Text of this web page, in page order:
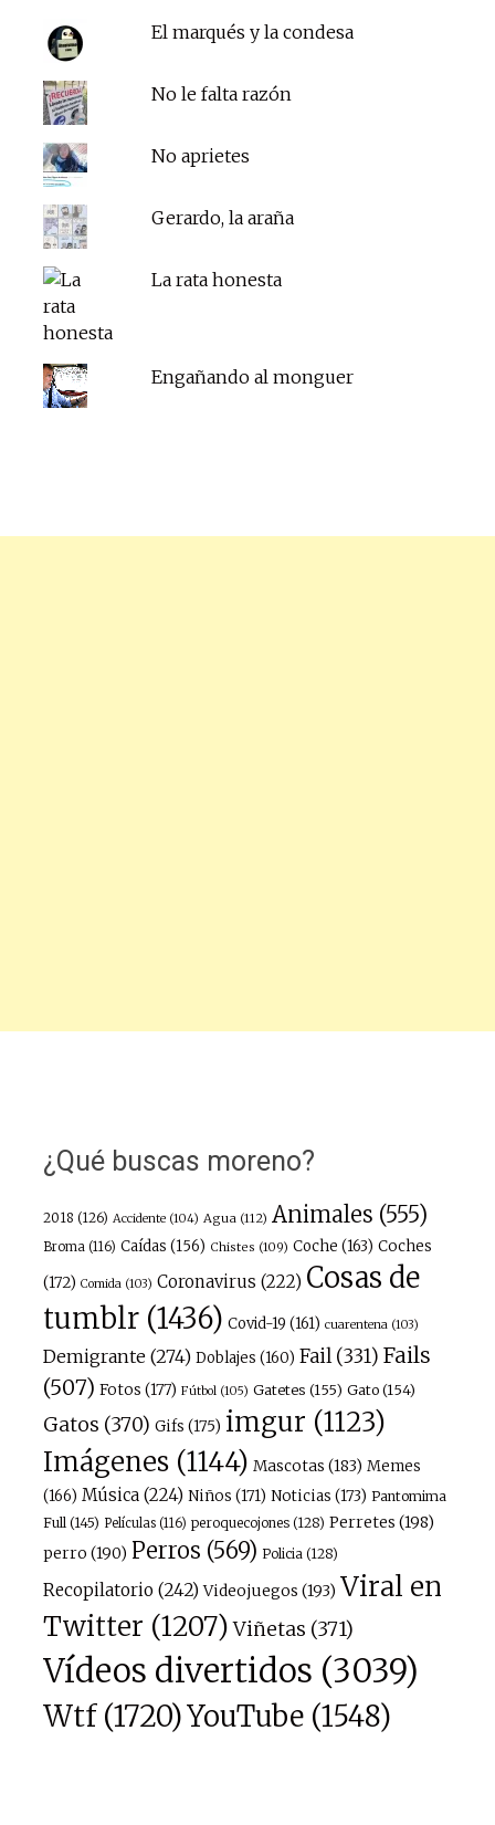
El marqués y la condesa
No le falta razón
No aprietes
Gerardo, la araña
La rata honesta
Engañando al monguer
¿Qué buscas moreno?
2018 (126) Accidente(104) Agua(112) Animales (555)
Broma(116) Caídas (156) Chistes (109) Coche (163) Coches
(172) Comida(103) Coronavirus (222) Cosas de
tumblr(1436) Covid-19 (161) cuarentena(103)
Demigrante(274) Doblajes (160) Fail(331) Fails
(507) Fotos (177) Fútbol(105) Gatetes (155) Gato(154)
Gatos (370) Gifs (175) imgur (1123)
Imágenes(1144) Mascotas (183) Memes
(166) Música(224) Niños (171) Noticias (173) Pantomima
Full(145) Películas(116) peroquecojones(128) Perretes (198)
perro (190) Perros (569) Policia(128)
Recopilatorio (242) Videojuegos (193) Viral en
Twitter (1207) Viñetas (371)
Vídeos divertidos (3039)
Wtf(1720)YouTube(1548)